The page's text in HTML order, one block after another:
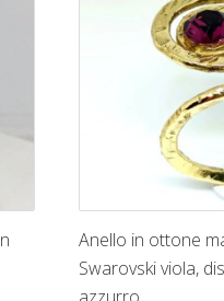
Anello in ottone
Swarovski viola,